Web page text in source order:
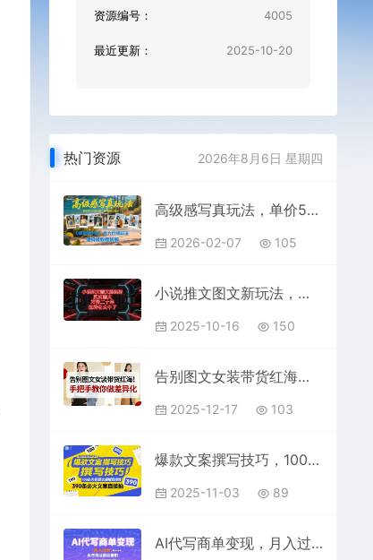
资源编号： 4005
最近更新： 2025-10-20
热门资源 2026年8月6日 星期四
高级感写真玩法，单价50-100一套，每天轻松5张+，0成本纯利润，暴力捡钱玩法，保姆级教程拆解
2026-02-07 105
小说推文图文新玩法，实况图文，万播二十单，这转化太牛了！
2025-10-16 150
告别图文女装带货红海！手把手教你做差异化，新手也能弯道超车
2025-12-17 103
爆款文案撰写技巧，100个必火标题文案模版直接套，390条必火文案直接拍
2025-11-03 89
AI代写商单变现，月入过W，永不淘汰副业兼职【保姆级SOP手册】